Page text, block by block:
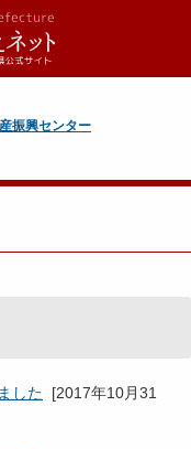
振興センター
した [2017年10月31